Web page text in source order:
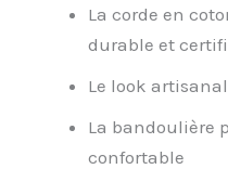
La corde en
durable et
Le look
La bandoulière
confortable